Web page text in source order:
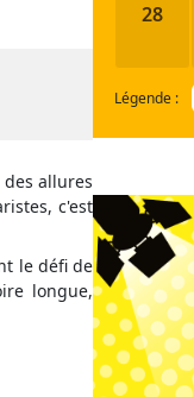
allures
c'est
le défi de
longue,
28
Légende :